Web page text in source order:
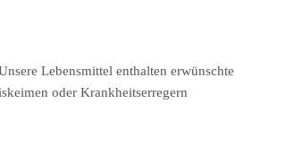
Lebensmittel enthalten erwünschte
oder Krankheitserregern